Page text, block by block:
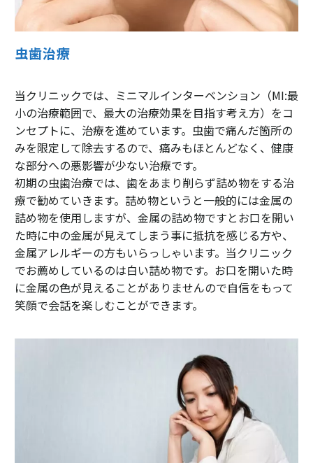
虫歯治療
当クリニックでは、ミニマルインターベンション（MI:最
小の治療範囲で、最大の治療効果を目指す考え方）をコ
ンセプトに、治療を進めています。虫歯で痛んだ箇所の
みを限定して除去するので、痛みもほとんどなく、健康
な部分への悪影響が少ない治療です。
初期の虫歯治療では、歯をあまり削らず詰め物をする治
療で勧めていきます。詰め物というと一般的には金属の
詰め物を使用しますが、金属の詰め物ですとお口を開い
た時に中の金属が見えてしまう事に抵抗を感じる方や、
金属アレルギーの方もいらっしゃいます。当クリニック
でお薦めしているのは白い詰め物です。お口を開いた時
に金属の色が見えることがありませんので自信をもって
笑顔で会話を楽しむことができます。